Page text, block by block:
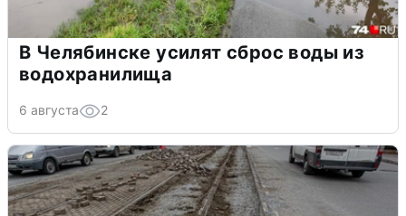
В Челябинске усилят сброс воды из
водохранилища
6 августа 2